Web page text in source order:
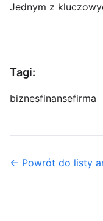
Jednym z
Tagi:
biznesfinansefirma
← Powrót do listy